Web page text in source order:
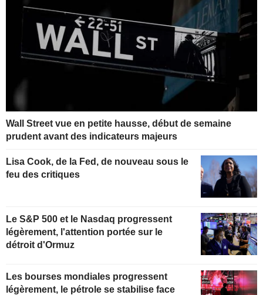
Wall Street vue en petite hausse, début de semaine
prudent avant des indicateurs majeurs
Lisa Cook, de la Fed, de nouveau sous le
feu des critiques
Le S&P 500 et le Nasdaq progressent
légèrement, l'attention portée sur le
détroit d'Ormuz
Les bourses mondiales progressent
légèrement, le pétrole se stabilise face